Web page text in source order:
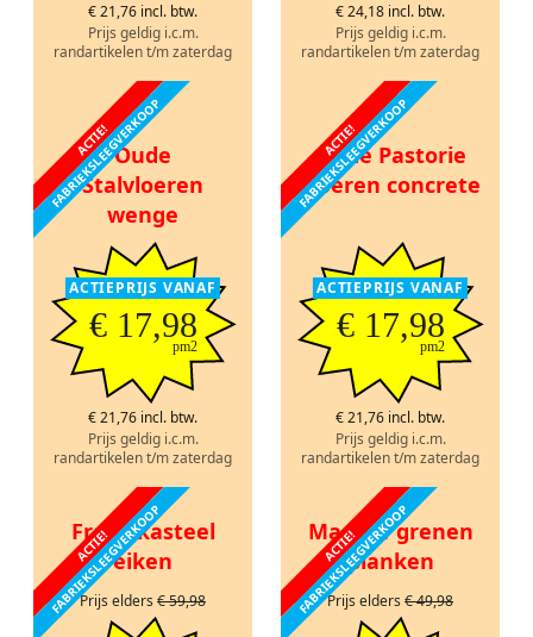
€ 21,76 incl. btw.
Prijs geldig i.c.m.
randartikelen t/m zaterdag
€ 24,18 incl. btw.
Prijs geldig i.c.m.
randartikelen t/m zaterdag
ACTIE!
FABRIEKSLEEGVERKOOP
Oude
Stalvloeren
wenge
ACTIEPRIJS VANAF
€ 17,98
pm2
€ 21,76 incl. btw.
Prijs geldig i.c.m.
randartikelen t/m zaterdag
ACTIE!
FABRIEKSLEEGVERKOOP
Oude Pastorie
vloeren concrete
ACTIEPRIJS VANAF
€ 17,98
pm2
€ 21,76 incl. btw.
Prijs geldig i.c.m.
randartikelen t/m zaterdag
ACTIE!
FABRIEKSLEEGVERKOOP
Frans kasteel
eiken
Prijs elders € 59,98
ACTIE!
FABRIEKSLEEGVERKOOP
Massief grenen
planken
Prijs elders € 49,98